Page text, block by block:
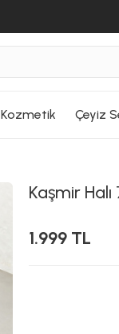
Kozmetik Çeyiz
Kaşmir Halı
1.999 TL